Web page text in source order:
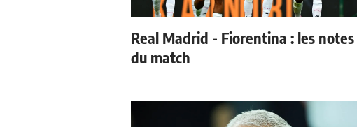
Real Madrid - Fiorentina : les notes
du match